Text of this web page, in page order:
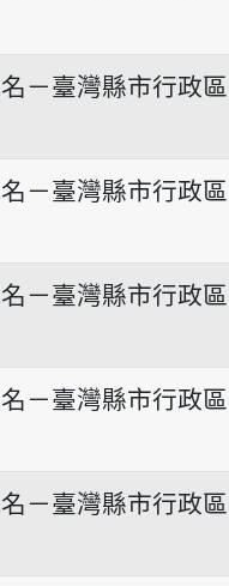
－臺灣縣市行政區
－臺灣縣市行政區
－臺灣縣市行政區
－臺灣縣市行政區
－臺灣縣市行政區